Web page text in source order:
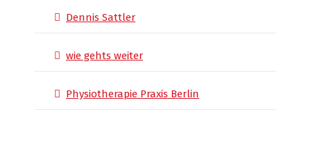
Dennis Sattler
wie gehts weiter
Physiotherapie Praxis Berlin